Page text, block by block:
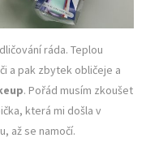
ráda. Teplou
a pak zbytek obličeje a
. Pořád musím zkoušet
která mi došla v
až se namočí.